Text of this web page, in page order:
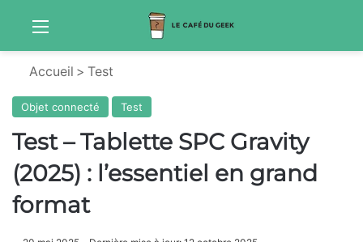
Menu
Accueil > Test
Objet connecté Test
Test – Tablette SPC Gravity
(2025) : l’essentiel en grand
format